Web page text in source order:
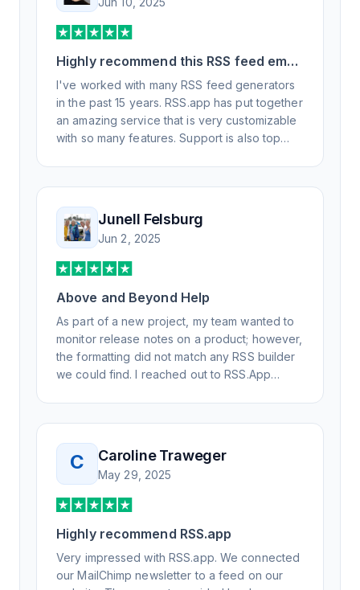
Highly recommend this RSS feed email
/ widget generator service.
I've worked with many RSS feed generators
in the past 15 years. RSS.app has put together
an amazing service that is very customizable
with so many features. Support is also top
professionally. Highly recommend for all your
RSS feed needs. Our trucking news hub
website couldn't work without it. Thank you.
Junell Felsburg
Jun 2, 2025
Above and Beyond Help
As part of a new project, my team wanted to
monitor release notes on a product; however,
the formatting did not match any RSS builder
we could find. I reached out to RSS.App
day, but I spoke to someone who was
knowledgeable, kind, and clearly wanted to
understand the issue. It has been a few
weeks, but after many revisions and direct
support, all of my release notes are in a way
that my users understand and find value in.
Honestly, it has been an exceptional
experience, and I will be pushing everyone I
know to RSS.app for their RSS needs.
C Caroline Traweger
May 29, 2025
Highly recommend RSS.app
Very impressed with RSS.app. We connected
our MailChimp newsletter to a feed on our